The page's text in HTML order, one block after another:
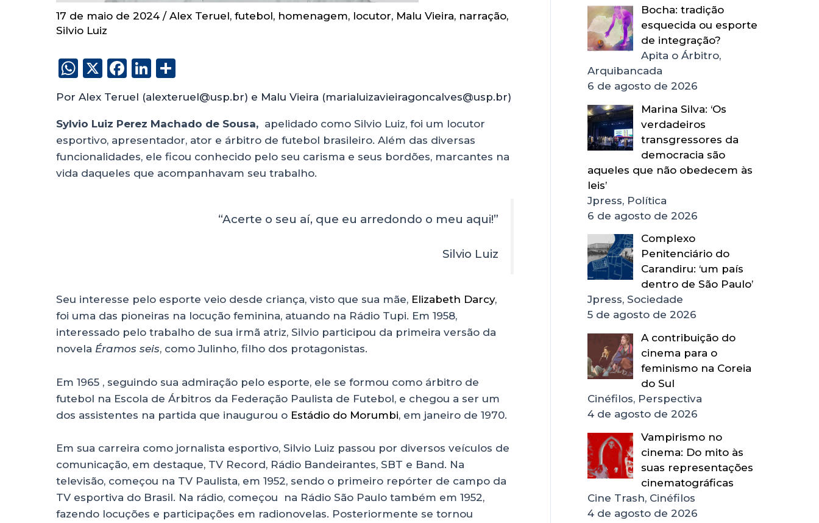
17 de maio de 2024 / Alex Teruel, futebol, homenagem, locutor, Malu Vieira, narração,
Silvio Luiz
W
h
a
ts
A
p
X
F
a
c
e
b
o
Li
n
k
e
dI
n
a
re
Por Alex Teruel (alexteruel@usp.br) e Malu Vieira (marialuizavieiragoncalves@usp.br)
Sylvio Luiz Perez Machado de Sousa, apelidado como Silvio Luiz, foi um locutor
esportivo, apresentador, ator e árbitro de futebol brasileiro. Além das diversas
funcionalidades, ele ficou conhecido pelo seu carisma e seus bordões, marcantes na
vida daqueles que acompanhavam seu trabalho.
“Acerte o seu aí, que eu arredondo o meu aqui!”
Silvio Luiz
Seu interesse pelo esporte veio desde criança, visto que sua mãe, Elizabeth Darcy,
foi uma das pioneiras na locução feminina, atuando na Rádio Tupi. Em 1958,
interessado pelo trabalho de sua irmã atriz, Silvio participou da primeira versão da
novela Éramos seis, como Julinho, filho dos protagonistas.
Em 1965 , seguindo sua admiração pelo esporte, ele se formou como árbitro de
futebol na Escola de Árbitros da Federação Paulista de Futebol, e chegou a ser um
dos assistentes na partida que inaugurou o Estádio do Morumbi, em janeiro de 1970.
Em sua carreira como jornalista esportivo, Silvio Luiz passou por diversos veículos de
comunicação, em destaque, TV Record, Rádio Bandeirantes, SBT e Band. Na
televisão, começou na TV Paulista, em 1952, sendo o primeiro repórter de campo da
TV esportiva do Brasil. Na rádio, começou na Rádio São Paulo também em 1952,
fazendo locuções e participações em radionovelas. Posteriormente se tornou
Bocha: tradição
esquecida ou esporte
de integração?
Apita o Árbitro,
Arquibancada
6 de agosto de 2026
Marina Silva: ‘Os
verdadeiros
transgressores da
democracia são
aqueles que não obedecem às
leis’
Jpress, Política
6 de agosto de 2026
Complexo
Penitenciário do
Carandiru: ‘um país
dentro de São Paulo’
Jpress, Sociedade
5 de agosto de 2026
A contribuição do
cinema para o
feminismo na Coreia
do Sul
Cinéfilos, Perspectiva
4 de agosto de 2026
Vampirismo no
cinema: Do mito às
suas representações
cinematográficas
Cine Trash, Cinéfilos
4 de agosto de 2026